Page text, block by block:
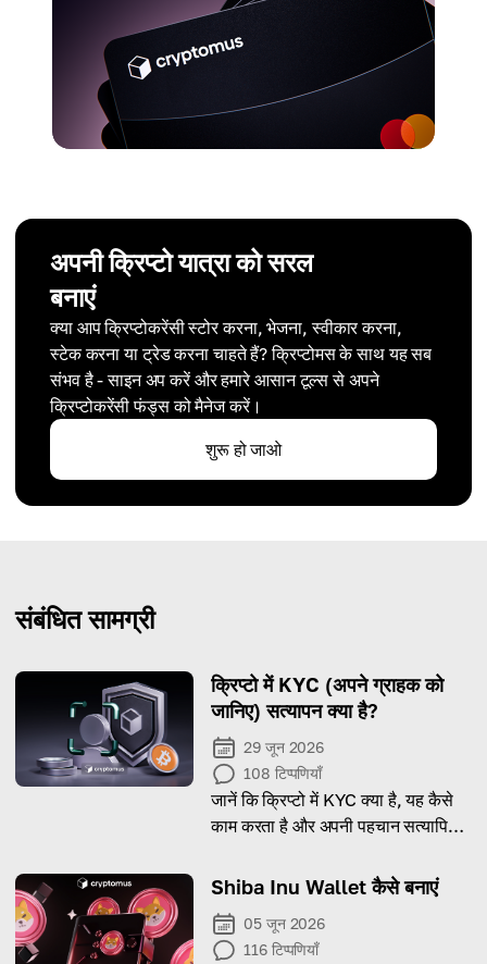
अपनी क्रिप्टो यात्रा को सरल
बनाएं
क्या आप क्रिप्टोकरेंसी स्टोर करना, भेजना, स्वीकार करना,
स्टेक करना या ट्रेड करना चाहते हैं? क्रिप्टोमस के साथ यह सब
संभव है - साइन अप करें और हमारे आसान टूल्स से अपने
क्रिप्टोकरेंसी फंड्स को मैनेज करें।
शुरू हो जाओ
संबंधित सामग्री
क्रिप्टो में KYC (अपने ग्राहक को
जानिए) सत्यापन क्या है?
29 जून 2026
108 टिप्पणियाँ
जानें कि क्रिप्टो में KYC क्या है, यह कैसे
काम करता है और अपनी पहचान सत्यापित
होती है।
Shiba Inu Wallet कैसे बनाएं
05 जून 2026
116 टिप्पणियाँ